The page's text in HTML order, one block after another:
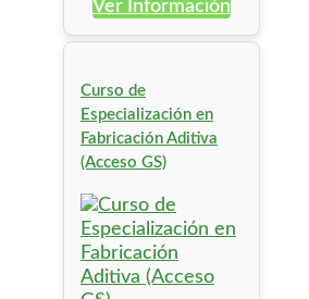
Ver Información
Curso de
Especialización en
Fabricación Aditiva
(Acceso GS)